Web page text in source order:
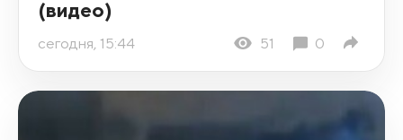
(видео)
сегодня, 15:44 51 0